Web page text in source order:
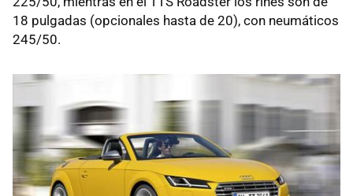
18 pulgadas (opcionales hasta de 20), con neumáticos
245/50.